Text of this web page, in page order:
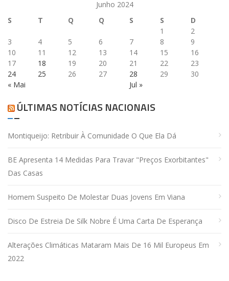
Junho 2024
S
T Q Q S S D
« Mai Jul »
1
2
3
4 5 6 7 8
9
10
11 12 13 14 15
16
17
18 19 20 21 22
23
24
25 26 27 28 29 30
ÚLTIMAS NOTÍCIAS NACIONAIS
Montiqueijo: Retribuir À Comunidade O Que Ela Dá
BE Apresenta 14 Medidas Para Travar "preços Exorbitantes"
Das Casas
Homem Suspeito De Molestar Duas Jovens Em Viana
Disco De Estreia De Silk Nobre É Uma Carta De Esperança
Alterações Climáticas Mataram Mais De 16 Mil Europeus Em
2022